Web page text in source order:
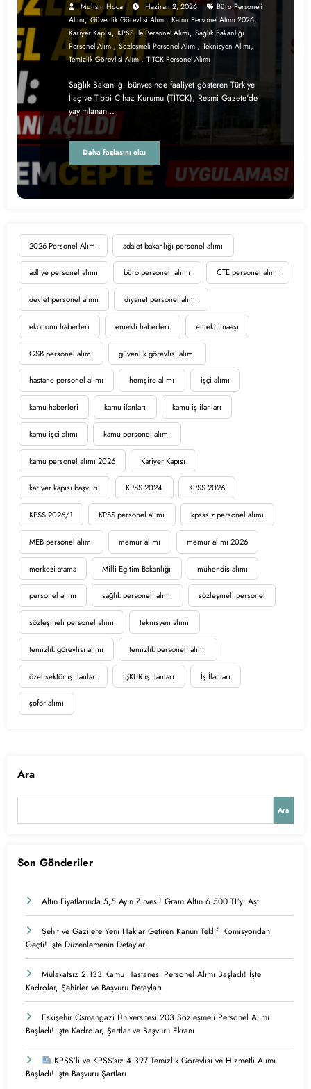
2026 Personel Alımı adalet bakanlığı personel alımı
adliye personel alımı büro personeli alımı CTE personel alımı
devlet personel alımı diyanet personel alımı
ekonomi haberleri emekli haberleri emekli maaşı
GSB personel alımı güvenlik görevlisi alımı
hastane personel alımı hemşire alımı işçi alımı
kamu haberleri kamu ilanları kamu iş ilanları
kamu işçi alımı kamu personel alımı
kamu personel alımı 2026 Kariyer Kapısı
kariyer kapısı başvuru KPSS 2024 KPSS 2026
KPSS 2026/1 KPSS personel alımı kpsssiz personel alımı
MEB personel alımı memur alımı memur alımı 2026
merkezi atama Milli Eğitim Bakanlığı mühendis alımı
personel alımı sağlık personeli alımı sözleşmeli personel
sözleşmeli personel alımı teknisyen alımı
temizlik görevlisi alımı temizlik personeli alımı
özel sektör iş ilanları İŞKUR iş ilanları İş İlanları
şoför alımı
Muhsin Hoca Haziran 2, 2026
Büro Personeli
Alımı,Güvenlik Görevlisi Alımı,Kamu Personel Alımı 2026,
Kariyer Kapısı, KPSS Ile Personel Alımı, Sağlık Bakanlığı
Personel Alımı, Sözleşmeli Personel Alımı, Teknisyen Alımı,
Temizlik Görevlisi Alımı, TİTCK Personel Alımı
Sağlık Bakanlığı bünyesinde faaliyet gösteren Türkiye
İlaç ve Tıbbi Cihaz Kurumu (TİTCK), Resmi Gazete'de
yayımlanan…
Daha fazlasını oku
Ara
Ara
Son Gönderiler
Altın Fiyatlarında 5,5 Ayın Zirvesi! Gram Altın 6.500 TL’yi Aştı
Şehit ve Gazilere Yeni Haklar Getiren Kanun Teklifi Komisyondan
Geçti! İşte Düzenlemenin Detayları
Mülakatsız 2.133 Kamu Hastanesi Personel Alımı Başladı! İşte
Kadrolar, Şehirler ve Başvuru Detayları
Eskişehir Osmangazi Üniversitesi 203 Sözleşmeli Personel Alımı
Başladı! İşte Kadrolar, Şartlar ve Başvuru Ekranı
KPSS’li ve KPSS’siz 4.397 Temizlik Görevlisi ve Hizmetli Alımı
Başladı! İşte Başvuru Şartları